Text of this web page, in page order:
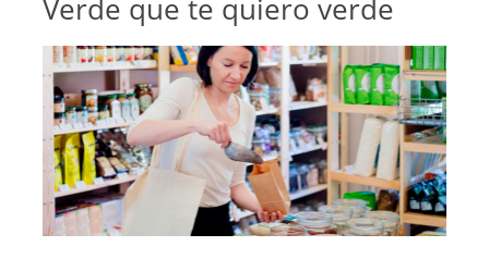
Verde que te quiero verde